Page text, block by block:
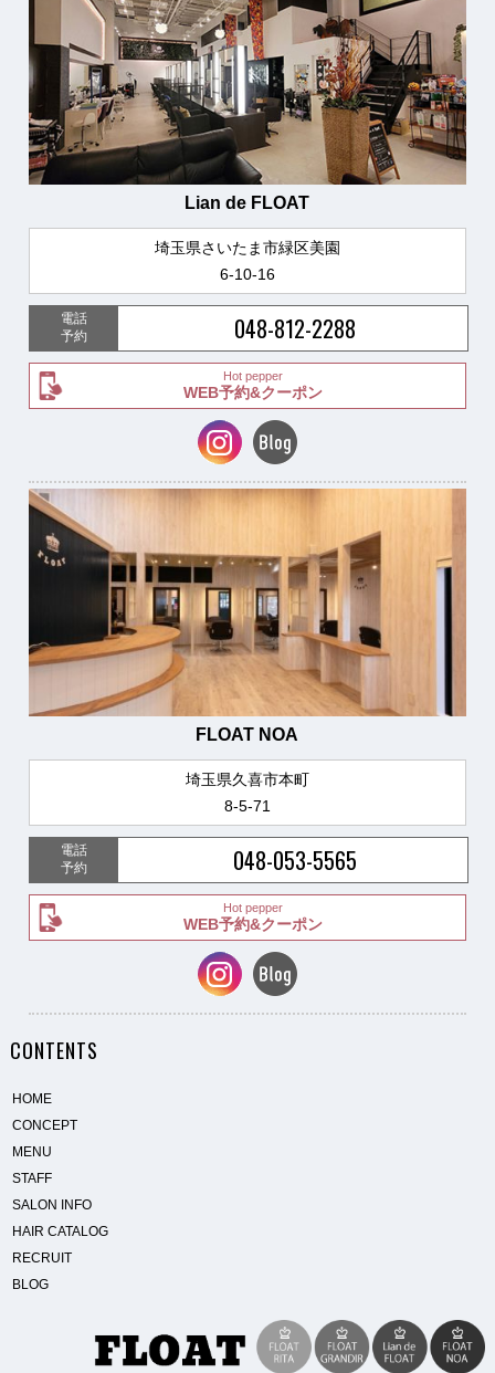
Lian de FLOAT
埼玉県さいたま市緑区美園
6-10-16
電話
予約
048-812-2288
Hot pepper
WEB予約&クーポン
FLOAT NOA
埼玉県久喜市本町
8-5-71
電話
予約
048-053-5565
Hot pepper
WEB予約&クーポン
CONTENTS
HOME
CONCEPT
MENU
STAFF
SALON INFO
HAIR CATALOG
RECRUIT
BLOG